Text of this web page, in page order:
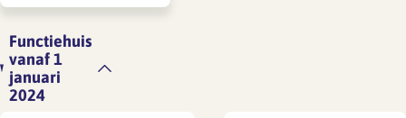
Functiehuis
vanaf 1
januari
2024